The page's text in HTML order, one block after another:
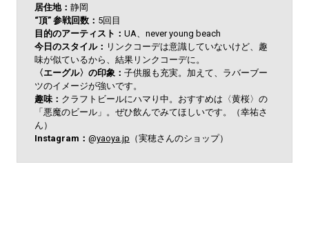
居住地： 静岡
“頂” 参戦回数： 5回目
目的のアーティスト： UA、never young beach
今日のスタイル： リンクコーデは意識していないけど、趣
味が似ているから、結果リンクコーデに。
〈エーグル〉の印象： 子供服も充実。加えて、ラバーブー
ツのイメージが強いです。
趣味： クラフトビールにハマり中。おすすめは〈黄桜〉の
「悪魔のビール」。ぜひ飲んでみてほしいです。（幸祐さ
ん）
Instagram： @yaoya.jp （実穂さんのショップ）